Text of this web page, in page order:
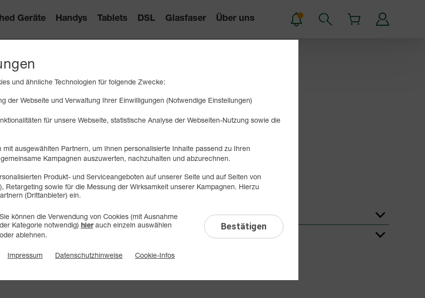
Geräte Handys Tablets DSL Glasfaser Über uns
und Hilfestellungen.
Suchen
Startseite
Assistent
und ähnliche Technologien für folgende Zwecke:
der Webseite und Verwaltung Ihrer Einwilligungen (Notwendige Einstellungen)
für unsere Webseite, statistische Analyse der Webseiten-Nutzung sowie die
mit ausgewählten Partnern, um Ihnen personalisierte Inhalte passend zu Ihren
Kampagnen auszuwerten, nachzuhalten und abzurechnen.
Produkt- und Serviceangeboten auf unserer Seite und auf Seiten von
Retargeting sowie für die Messung der Wirksamkeit unserer Kampagnen. Hierzu
(Drittanbieter) ein.
Sie können die Verwendung von Cookies (mit Ausnahme
der Kategorie notwendig) hierauch einzeln auswählen
oder ablehnen.
Bestätigen
Impressum Datenschutzhinweise Cookie-Infos